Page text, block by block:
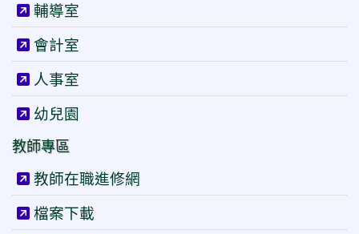
輔導室
會計室
人事室
幼兒園
教師專區
教師在職進修網
檔案下載